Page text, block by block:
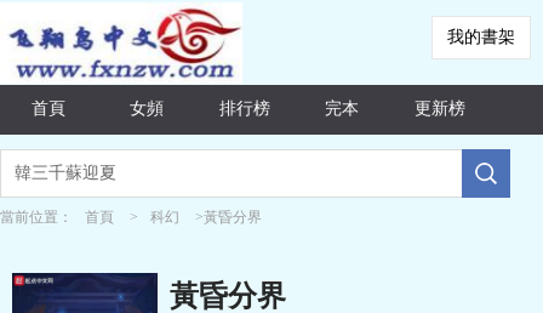
我的書架
首頁 女頻 排行榜 完本 更新榜
當前位置： 首頁 > 科幻 >黃昏分界
黃昏分界